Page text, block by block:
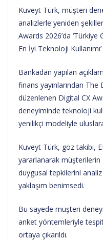
Kuveyt Türk, müşteri
analizlerle yeniden
Awards 2026’da
En İyi Teknoloji
Bankadan yapılan
finans yayınlarından
düzenlenen Digital CX
deneyiminde teknoloji
yenilikçi modeliyle
Kuveyt Türk, göz takibi,
yararlanarak müşterilerin
duygusal tepkilerini
yaklaşım benimsedi.
Bu sayede müşteri
anket yöntemleriyle
ortaya çıkarıldı.